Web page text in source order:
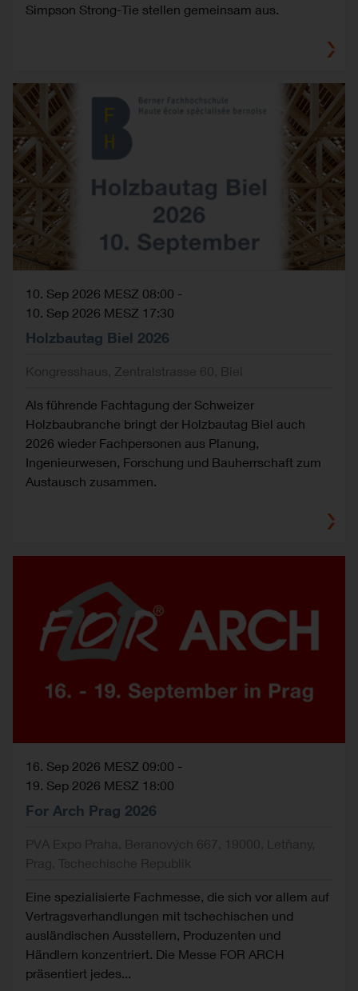
Simpson Strong-Tie stellen gemeinsam aus.
10. Sep 2026 MESZ 08:00 -
10. Sep 2026 MESZ 17:30
Holzbautag Biel 2026
Kongresshaus, Zentralstrasse 60, Biel
Als führende Fachtagung der Schweizer
Holzbaubranche bringt der Holzbautag Biel auch
2026 wieder Fachpersonen aus Planung,
Ingenieurwesen, Forschung und Bauherrschaft zum
Austausch zusammen.
16. Sep 2026 MESZ 09:00 -
19. Sep 2026 MESZ 18:00
For Arch Prag 2026
PVA Expo Praha, Beranových 667, 19000, Letňany,
Prag, Tschechische Republik
Eine spezialisierte Fachmesse, die sich vor allem auf
Vertragsverhandlungen mit tschechischen und
ausländischen Ausstellern, Produzenten und
Händlern konzentriert. Die Messe FOR ARCH
präsentiert jedes...